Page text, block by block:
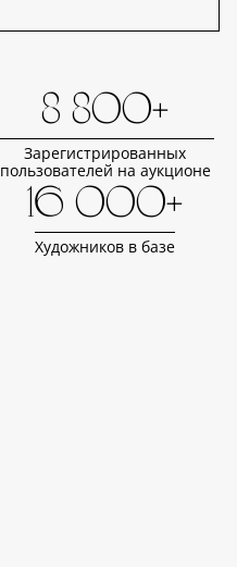
8 800+
Зарегистрированных
пользователей на аукционе
16 000+
Художников в базе